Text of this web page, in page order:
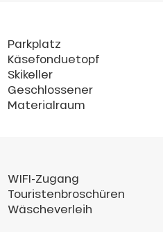
Parkplatz
Käsefonduetopf
Skikeller
Geschlossener
Materialraum
WIFI-Zugang
Touristenbroschüren
Wäscheverleih